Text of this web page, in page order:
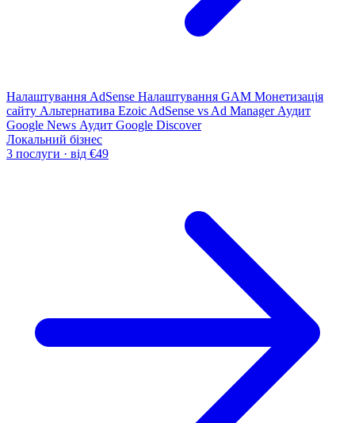
Налаштування AdSense Налаштування GAM Монетизація
сайту Альтернатива Ezoic AdSense vs Ad Manager Аудит
Google News Аудит Google Discover
Локальний бізнес
3 послуги · від €49